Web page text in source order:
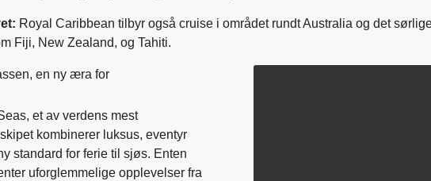
Royal Caribbean tilbyr også cruise i området rundt Australia og det
Fiji, New Zealand, og Tahiti.
en ny æra for
et av verdens mest
kombinerer luksus, eventyr
standard for ferie til sjøs. Enten
uforglemmelige opplevelser fra